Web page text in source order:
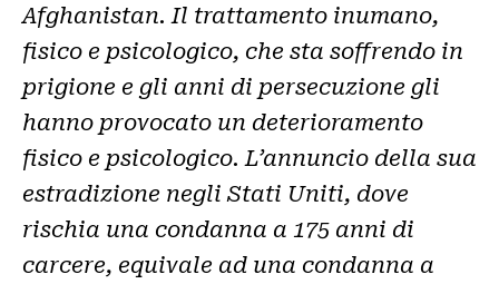
Afghanistan. Il trattamento inumano,
fisico e psicologico, che sta soffrendo in
prigione e gli anni di persecuzione gli
hanno provocato un deterioramento
fisico e psicologico. L’annuncio della sua
estradizione negli Stati Uniti, dove
rischia una condanna a 175 anni di
carcere, equivale ad una condanna a